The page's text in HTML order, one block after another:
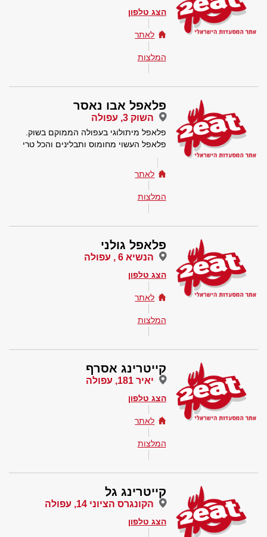
הצג טלפון
לאתר
המלצות
פלאפל אבו נאסר
השוק 3, עפולה
פלאפל מיתולוגי בעפולה הממוקם בשוק.
פלאפל העשוי מחומוס ותבלינים והכל טרי
לאתר
המלצות
פלאפל גולני
הנשיא 6 , עפולה
הצג טלפון
לאתר
המלצות
קייטרינג אסרף
יאיר 181, עפולה
הצג טלפון
לאתר
המלצות
קייטרינג גל
הקונגרס הציוני 14, עפולה
הצג טלפון